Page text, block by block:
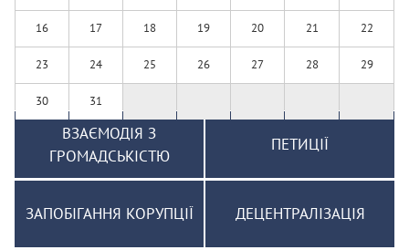
16 17 18 19 20 21 22
23 24 25 26 27 28 29
30 31
ВЗАЄМОДІЯ З
ГРОМАДСЬКІСТЮ
ПЕТИЦІЇ
ЗАПОБІГАННЯ КОРУПЦІЇ ДЕЦЕНТРАЛІЗАЦІЯ